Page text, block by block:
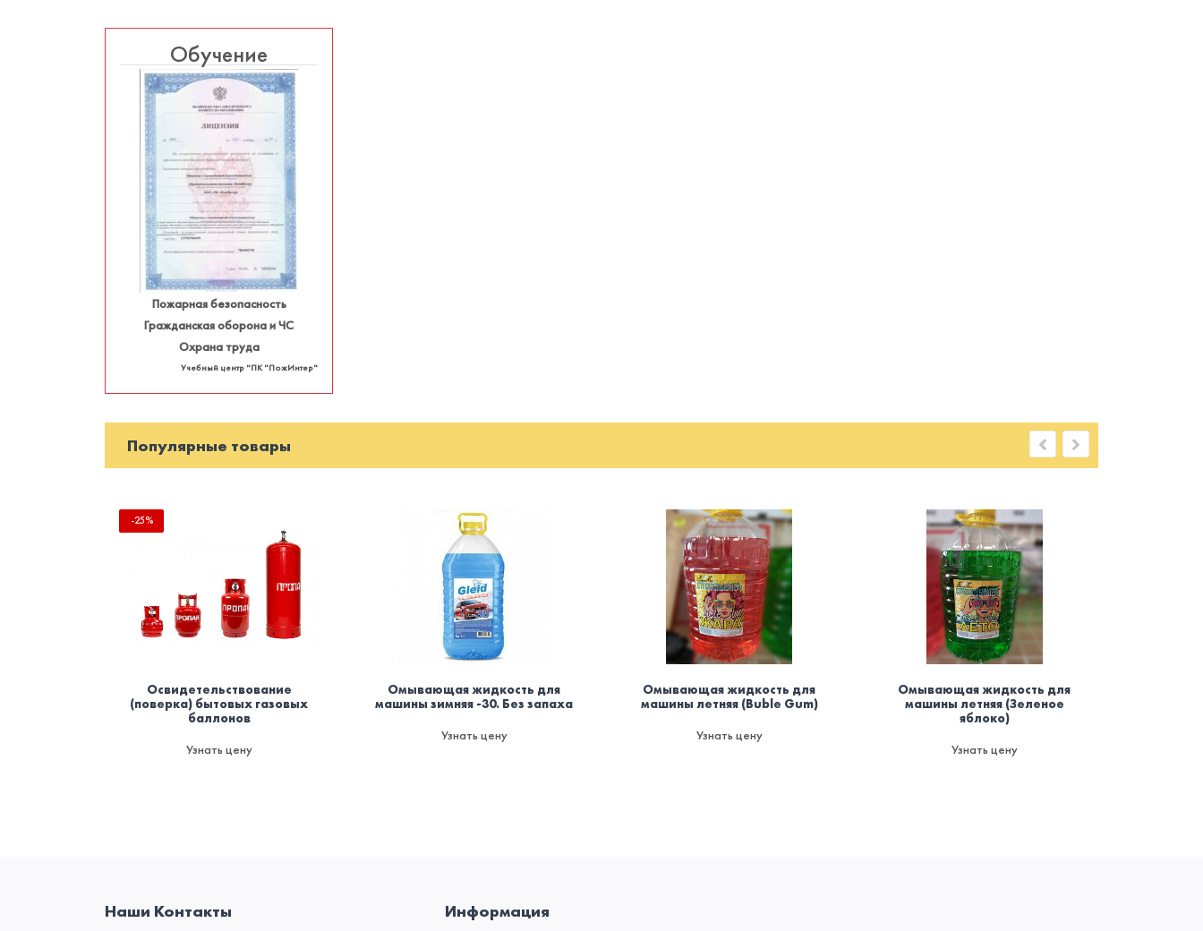
Обучение
Пожарная безопасность
Гражданская оборона и ЧС
Охрана труда
Учебный центр "ПК "ПожИнтер"
Популярные товары
Освидетельствование
(поверка) бытовых газовых
баллонов
Узнать цену
-25%
Омывающая жидкость для
машины зимняя -30. Без запаха
Узнать цену
Омывающая жидкость для
машины летняя (Buble Gum)
Узнать цену
Омывающая жидкость для
машины летняя (Зеленое
яблоко)
Узнать цену
Наши Контакты Информация